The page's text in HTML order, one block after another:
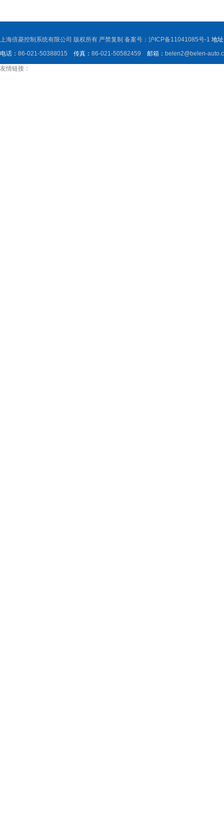
上海倍菱控制系统有限公司 版权所有 严禁复制 备案号： 沪ICP备11041085号-1 地
电话： 86-021-50388015 传真： 86-021-50582459 邮箱： belen2@belen-
友情链接：